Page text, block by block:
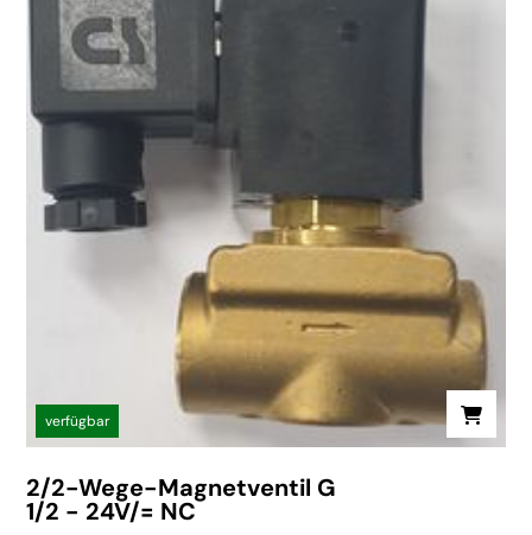
verfügbar
2/2-Wege-Magnetventil G
1/2 - 24V/= NC